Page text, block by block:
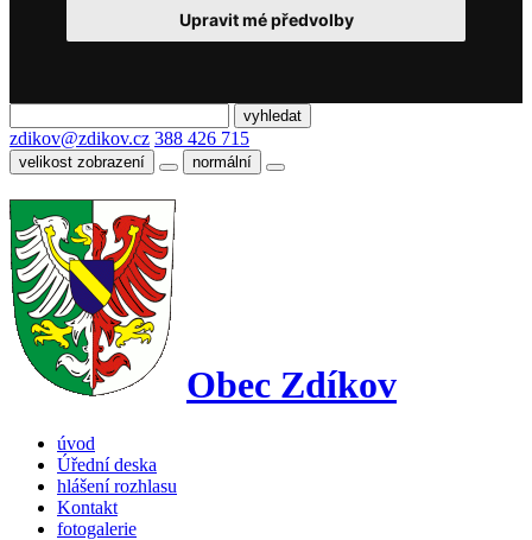
Upravit mé předvolby
zdikov@zdikov.cz 388 426 715
velikost zobrazení normální
Obec Zdíkov
úvod
Úřední deska
hlášení rozhlasu
Kontakt
fotogalerie